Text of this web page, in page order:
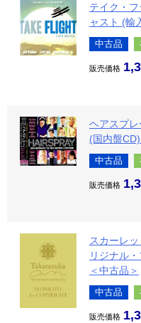
テイク・
ャスト (輸
中古品
販売価格
ヘアスプ
(国内盤
中古品
販売価格
スカーレ
リジナル
＜中古品＞
中古品
販売価格